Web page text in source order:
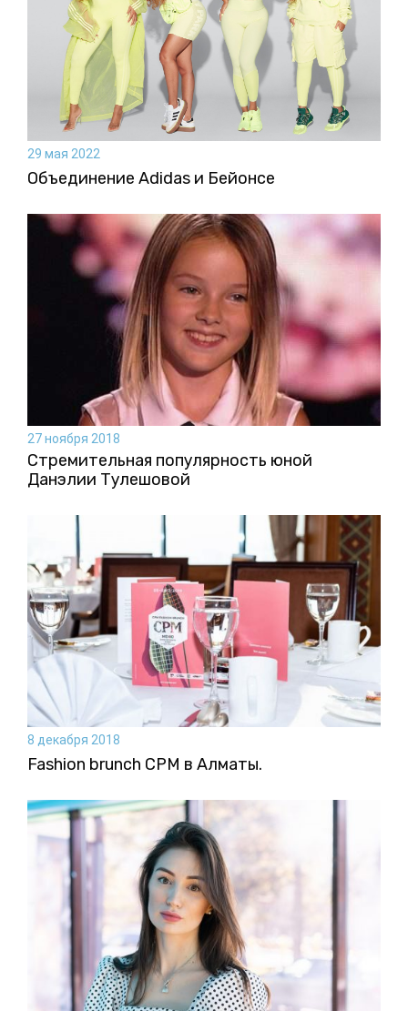
29 мая 2022
Объединение Adidas и Бейонсе
27 ноября 2018
Стремительная популярность юной
Данэлии Тулешовой
8 декабря 2018
Fashion brunch CPM в Алматы.